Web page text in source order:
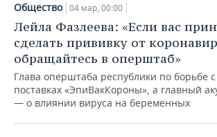
Общество 04 мар, 00:00
Лейла Фазлеева: «Если вас
сделать прививку от
обращайтесь в оперштаб»
Глава оперштаба республики по борьбе
поставках «ЭпиВакКороны», а главный
— о влиянии вируса на беременных